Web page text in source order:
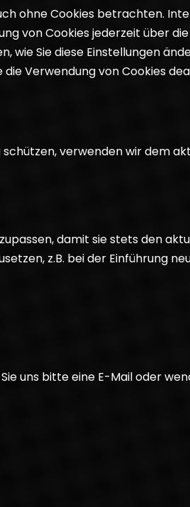
ohne Cookies betrachten.
von Cookies jederzeit über
Sie diese Einstellungen
Verwendung von Cookies
verwenden wir dem
damit sie stets den
z.B. bei der Einführung
uns bitte eine E-Mail oder